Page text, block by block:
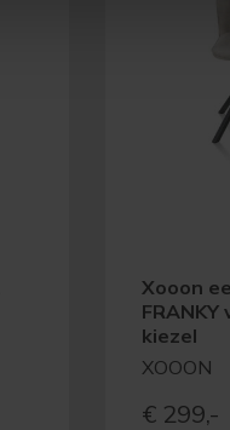
Xooon
kiezel
XOOON
€ 299,-